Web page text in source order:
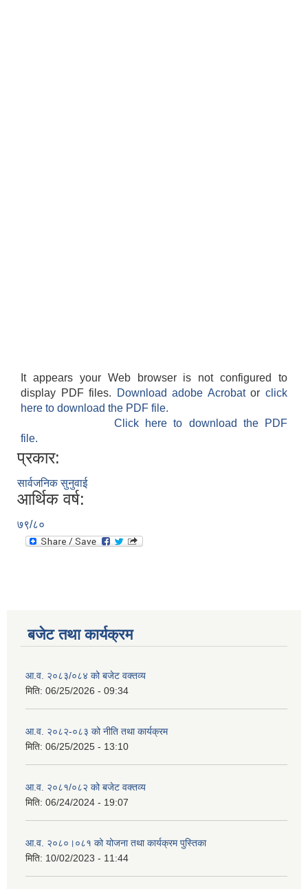
It appears your Web browser is not configured to
display PDF files.
Download adobe Acrobatorclick
here to download the PDF file.
Click here to download the PDF
file.
प्रकार:
सार्वजनिक सुनुवाई
आर्थिक वर्ष:
७९/८०
बजेट तथा कार्यक्रम
आ.व. २०८३/०८४ को बजेट वक्तव्य
मिति: 06/25/2026 - 09:34
आ.व. २०८२-०८३ को नीति तथा कार्यक्रम
मिति: 06/25/2025 - 13:10
आ.व. २०८१/०८२ को बजेट वक्तव्य
मिति: 06/24/2024 - 19:07
आ.व. २०८०।०८१ को योजना तथा कार्यक्रम पुस्तिका
मिति: 10/02/2023 - 11:44